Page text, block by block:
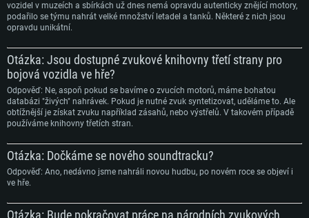
vozidel v muzeích a sbírkách už dnes nemá opravdu autenticky znějící motory,
podařilo se týmu nahrát velké množství letadel a tanků. Některé z nich jsou
opravdu unikátní.
Otázka: Jsou dostupné zvukové knihovny třetí strany pro
bojová vozidla ve hře?
Odpověď: Ne, aspoň pokud se bavíme o zvucích motorů, máme bohatou
databázi "živých" nahrávek. Pokud je nutné zvuk syntetizovat, uděláme to. Ale
obtížnější je získat zvuku například zásahů, nebo výstřelů. V takovém případě
používáme knihovny třetích stran.
Otázka: Dočkáme se nového soundtracku?
Odpověď: Ano, nedávno jsme nahráli novou hudbu, po novém roce se objeví i
ve hře.
Otázka: Bude pokračovat práce na národních zvukových